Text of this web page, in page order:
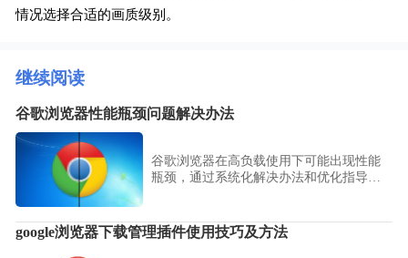
情况选择合适的画质级别。
继续阅读
谷歌浏览器性能瓶颈问题解决办法
谷歌浏览器在高负载使用下可能出现性能
瓶颈，通过系统化解决办法和优化指导，
google浏览器下载管理插件使用技巧及方法